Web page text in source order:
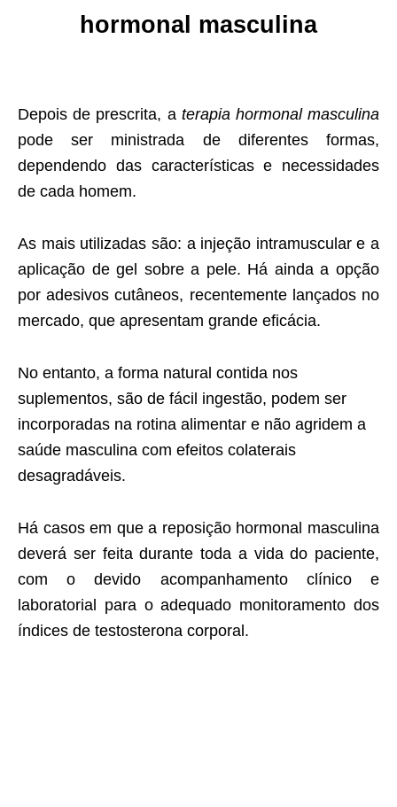
hormonal masculina
Depois de prescrita, a terapia hormonal masculina
pode ser ministrada de diferentes formas,
dependendo das características e necessidades
de cada homem.
As mais utilizadas são: a injeção intramuscular e a
aplicação de gel sobre a pele. Há ainda a opção
por adesivos cutâneos, recentemente lançados no
mercado, que apresentam grande eficácia.
No entanto, a forma natural contida nos
suplementos, são de fácil ingestão, podem ser
incorporadas na rotina alimentar e não agridem a
saúde masculina com efeitos colaterais
desagradáveis.
Há casos em que a reposição hormonal masculina
deverá ser feita durante toda a vida do paciente,
com o devido acompanhamento clínico e
laboratorial para o adequado monitoramento dos
índices de testosterona corporal.